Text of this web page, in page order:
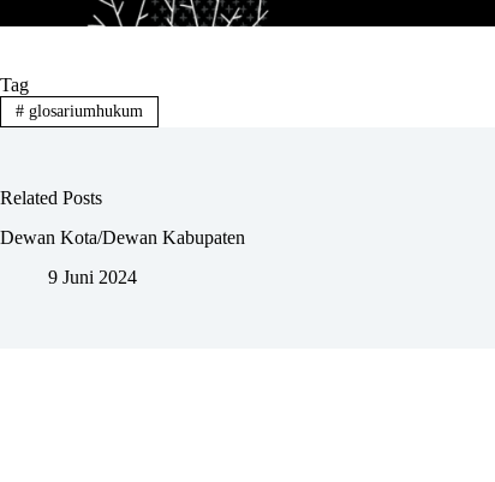
Tag
#glosariumhukum
Related Posts
Dewan Kota/Dewan Kabupaten
9 Juni 2024